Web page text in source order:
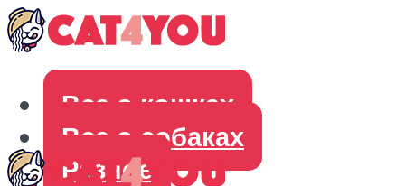
Все о кошках
Все о собаках
Разное